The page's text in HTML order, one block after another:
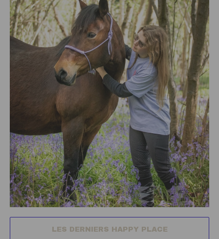
LES DERNIERS HAPPY PLACE